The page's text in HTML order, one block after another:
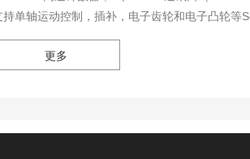
持单轴运动控制，插补，电子齿轮和电子凸轮等
更多